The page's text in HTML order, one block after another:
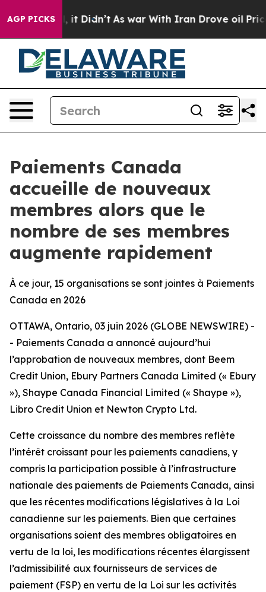
AGP PICKS
it Didn’t As war With Iran Drove oil Prices
Paiements Canada
accueille de nouveaux
membres alors que le
nombre de ses membres
augmente rapidement
À ce jour, 15 organisations se sont jointes à Paiements
Canada en 2026
OTTAWA, Ontario, 03 juin 2026 (GLOBE NEWSWIRE) -
- Paiements Canada a annoncé aujourd’hui
l’approbation de nouveaux membres, dont Beem
Credit Union, Ebury Partners Canada Limited (« Ebury
»), Shaype Canada Financial Limited (« Shaype »),
Libro Credit Union et Newton Crypto Ltd.
Cette croissance du nombre des membres reflète
l’intérêt croissant pour les paiements canadiens, y
compris la participation possible à l’infrastructure
nationale des paiements de Paiements Canada, ainsi
que les récentes modifications législatives à la Loi
canadienne sur les paiements. Bien que certaines
organisations soient des membres obligatoires en
vertu de la loi, les modifications récentes élargissent
l’admissibilité aux fournisseurs de services de
paiement (FSP) en vertu de la Loi sur les activités